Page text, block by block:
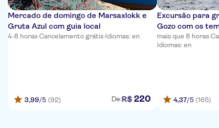
Mercado de domingo de Marsaxlokk e
Gruta Azul com guia local
4-8 horas·Cancelamento grátis·Idiomas: en
3,99/5 (92) De:R$ 220
Excursão para
Gozo com os
mais que 8 horas·
Idiomas: en
4,37/5 (165)